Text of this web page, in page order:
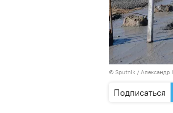
© Sputnik / Александр
Подписаться